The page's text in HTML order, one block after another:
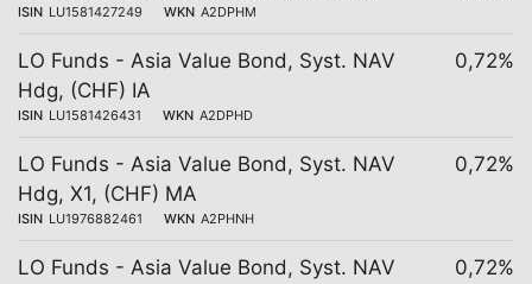
ISIN LU1581427249 WKN A2DPHM
LO Funds - Asia Value Bond, Syst. NAV
Hdg, (CHF) IA
ISIN LU1581426431 WKN A2DPHD
0,72%
LO Funds - Asia Value Bond, Syst. NAV
Hdg, X1, (CHF) MA
ISIN LU1976882461 WKN A2PHNH
0,72%
LO Funds - Asia Value Bond, Syst. NAV
0,72%